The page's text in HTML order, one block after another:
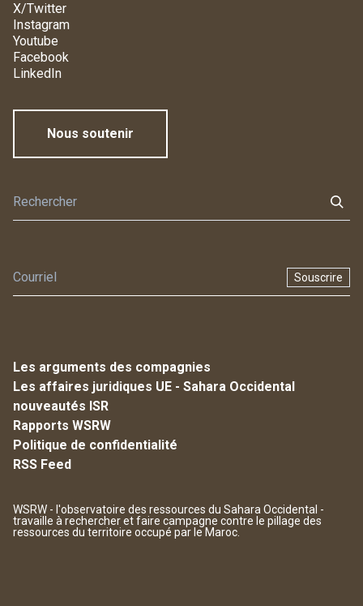
X/Twitter
Instagram
Youtube
Facebook
LinkedIn
Nous soutenir
Souscrire
Les arguments des compagnies
Les affaires juridiques UE - Sahara Occidental
nouveautés ISR
Rapports WSRW
Politique de confidentialité
RSS Feed
WSRW - l'observatoire des ressources du Sahara Occidental -
travaille à rechercher et faire campagne contre le pillage des
ressources du territoire occupé par le Maroc.